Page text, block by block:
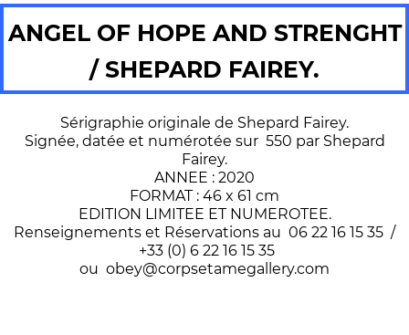
ANGEL OF HOPE AND STRENGHT
/ SHEPARD FAIREY.
Sérigraphie originale de Shepard Fairey.
Signée, datée et numérotée sur 550 par Shepard
Fairey.
ANNEE : 2020
FORMAT : 46 x 61 cm
EDITION LIMITEE ET NUMEROTEE.
Renseignements et Réservations au 06 22 16 15 35 /
+33 (0) 6 22 16 15 35
ou obey@corpsetamegallery.com